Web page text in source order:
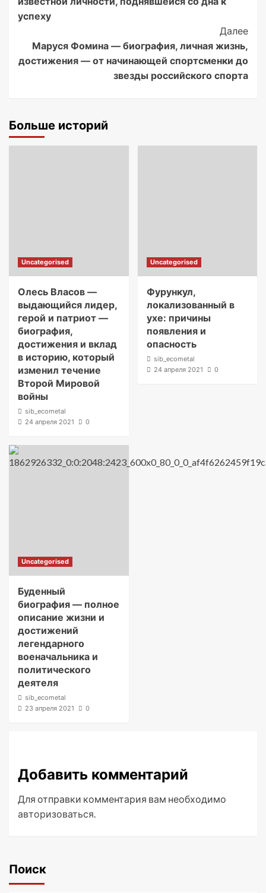
успеху
Далее
Маруся Фомина — биография, личная жизнь,
достижения — от начинающей спортсменки до
звезды российского спорта
Больше историй
Uncategorised
Олесь Власов —
выдающийся лидер,
герой и патриот —
биография,
достижения и вклад
в историю, который
изменил течение
Второй Мировой
войны
sib_ecometal
24 апреля 2021
0
Uncategorised
Фурункул,
локализованный в
ухе: причины
появления и
опасность
sib_ecometal
24 апреля 2021
0
Uncategorised
Буденный
биография — полное
описание жизни и
достижений
легендарного
военачальника и
политического
деятеля
sib_ecometal
23 апреля 2021
0
Добавить комментарий
Для отправки комментария вам необходимо
авторизоваться.
Поиск